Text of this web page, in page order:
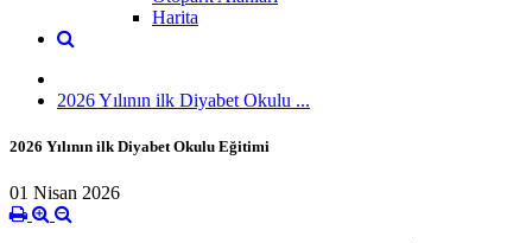
Harita
2026 Yılının ilk Diyabet Okulu ...
2026 Yılının ilk Diyabet Okulu Eğitimi
01 Nisan 2026